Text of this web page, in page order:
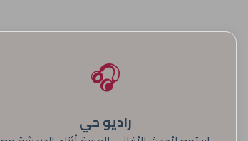
🎧
راديو حي